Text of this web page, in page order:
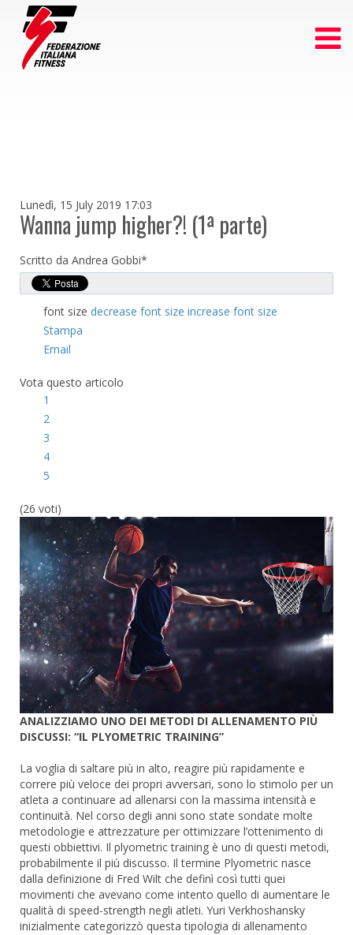
Lunedì, 15 July 2019 17:03
Wanna jump higher?! (1ª parte)
Scritto da Andrea Gobbi*
font size decrease font size increase font size
Stampa
Email
Vota questo articolo
1
2
3
4
5
(26 voti)
ANALIZZIAMO UNO DEI METODI DI ALLENAMENTO PIÙ
DISCUSSI: “IL PLYOMETRIC TRAINING”
La voglia di saltare più in alto, reagire più rapidamente e
correre più veloce dei propri avversari, sono lo stimolo per un
atleta a continuare ad allenarsi con la massima intensità e
continuità. Nel corso degli anni sono state sondate molte
metodologie e attrezzature per ottimizzare l’ottenimento di
questi obbiettivi. Il plyometric training è uno di questi metodi,
probabilmente il più discusso. Il termine Plyometric nasce
dalla definizione di Fred Wilt che definì così tutti quei
movimenti che avevano come intento quello di aumentare le
qualità di speed-strength negli atleti. Yuri Verkhoshansky
inizialmente categorizzò questa tipologia di allenamento